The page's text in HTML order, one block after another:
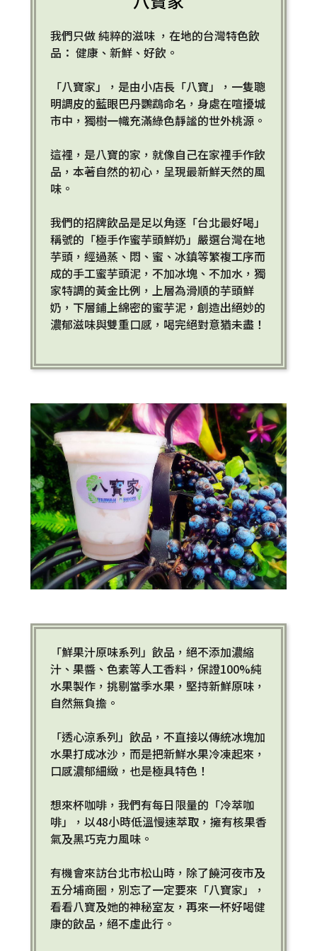
我們只做 純粹的滋味 ，在地的台灣特色飲
品： 健康、新鮮、好飲。
「八寶家」，是由小店長「八寶」，一隻聰
明調皮的藍眼巴丹鸚鵡命名，身處在喧擾城
市中，獨樹一幟充滿綠色靜謐的世外桃源。
這裡，是八寶的家，就像自己在家裡手作飲
品，本著自然的初心，呈現最新鮮天然的風
味。
我們的招牌飲品是足以角逐「台北最好喝」
稱號的「極手作蜜芋頭鮮奶」嚴選台灣在地
芋頭，經過蒸、悶、蜜、冰鎮等繁複工序而
成的手工蜜芋頭泥，不加冰塊、不加水，獨
家特調的黃金比例，上層為滑順的芋頭鮮
奶，下層鋪上綿密的蜜芋泥，創造出絕妙的
濃郁滋味與雙重口感，喝完絕對意猶未盡！
「鮮果汁原味系列」飲品，絕不添加濃縮
汁、果醬、色素等人工香料，保證100%純
水果製作，挑剔當季水果，堅持新鮮原味，
自然無負擔。
「透心涼系列」飲品，不直接以傳統冰塊加
水果打成冰沙，而是把新鮮水果冷凍起來，
口感濃郁細緻，也是極具特色！
想來杯咖啡，我們有每日限量的「冷萃咖
啡」，以48小時低溫慢速萃取，擁有核果香
氣及黑巧克力風味。
有機會來訪台北市松山時，除了饒河夜市及
五分埔商圈，別忘了一定要來「八寶家」，
看看八寶及她的神秘室友，再來一杯好喝健
康的飲品，絕不虛此行。